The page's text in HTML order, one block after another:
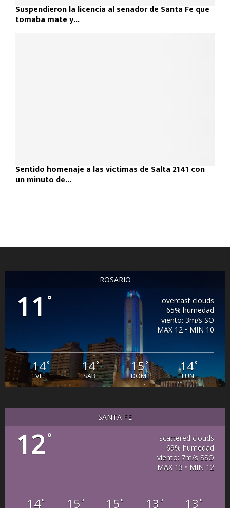
Suspendieron la licencia al senador de Santa Fe que
tomaba mate y...
Sentido homenaje a las víctimas de Salta 2141 con
un minuto de...
ROSARIO
11 °
overcast clouds
65% humedad
viento: 3m/s SO
MAX 12 • MIN 10
14°
VIE
14°
SAB
15°
DOM
14°
LUN
SANTA FE
12 °
scattered clouds
69% humedad
viento: 7m/s SSO
MAX 13 • MIN 12
14° 15 ° 15 ° 13 ° 13 °